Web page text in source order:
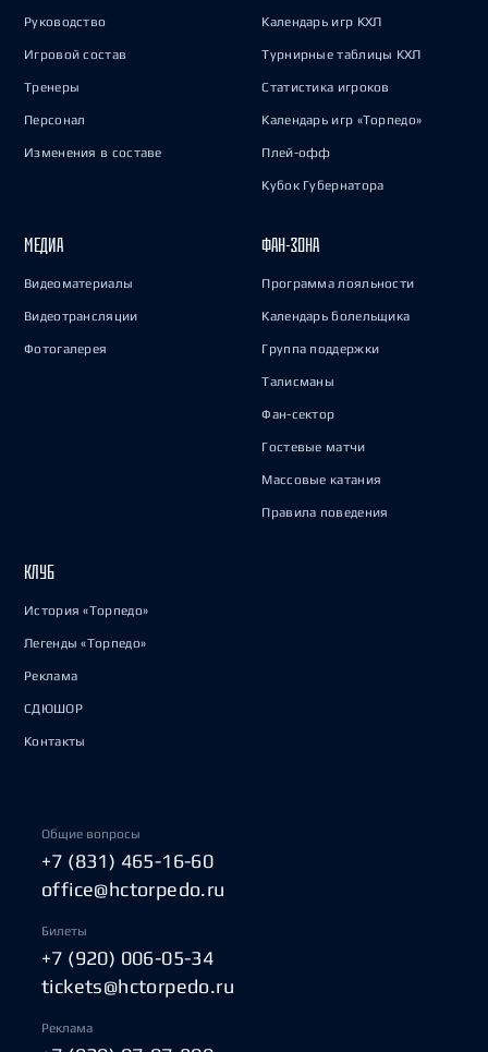
Руководство
Игровой состав
Тренеры
Персонал
Изменения в составе
Календарь игр КХЛ
Турнирные таблицы КХЛ
Статистика игроков
Календарь игр «Торпедо»
Плей-офф
Кубок Губернатора
МЕДИА
Видеоматериалы
Видеотрансляции
Фотогалерея
ФАН-ЗОНА
Программа лояльности
Календарь болельщика
Группа поддержки
Талисманы
Фан-сектор
Гостевые матчи
Массовые катания
Правила поведения
КЛУБ
История «Торпедо»
Легенды «Торпедо»
Реклама
СДЮШОР
Контакты
Общие вопросы
+7 (831) 465-16-60
office@hctorpedo.ru
Билеты
+7 (920) 006-05-34
tickets@hctorpedo.ru
Реклама